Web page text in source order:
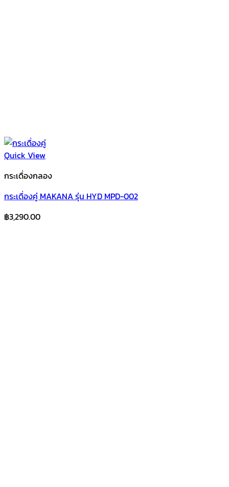
Quick View
กระเดื่องกลอง
กระเดื่องคู่ MAKANA รุ่น HYD MPD-002
฿3,290.00